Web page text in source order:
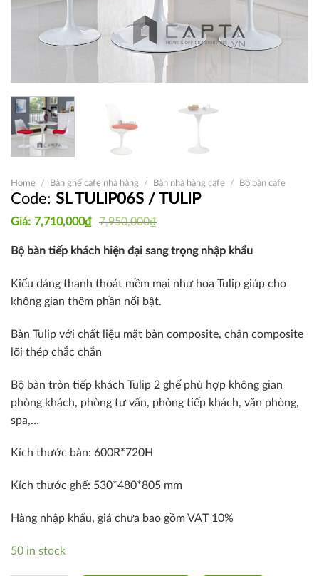
Home / Bàn ghế cafe nhà hàng / Bàn nhà hàng cafe / Bộ bàn cafe
SL TULIP06S / TULIP
7,950,000₫
Original
was:
7,950,000₫.
7,710,000₫
Current
is:
7,710,000₫.
Bộ bàn tiếp khách hiện đại sang trọng nhập khẩu
Kiểu dáng thanh thoát mềm mại như hoa Tulip giúp cho
không gian thêm phần nổi bật.
Bàn Tulip với chất liệu mặt bàn composite, chân composite
lõi thép chắc chắn
Bộ bàn tròn tiếp khách Tulip 2 ghế phù hợp không gian
phòng khách, phòng tư vấn, phòng tiếp khách, văn phòng,
spa,…
Kích thước bàn: 600R*720H
Kích thước ghế: 530*480*805 mm
Hàng nhập khẩu, giá chưa bao gồm VAT 10%
50 in stock